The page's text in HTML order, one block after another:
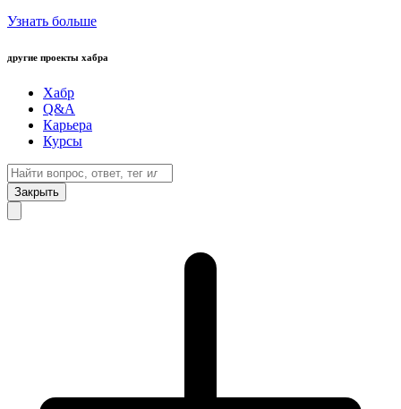
Узнать больше
другие проекты хабра
Хабр
Q&A
Карьера
Курсы
Закрыть